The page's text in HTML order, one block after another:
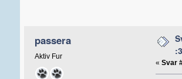
passera
Aktiv Fur
:3
« Svar